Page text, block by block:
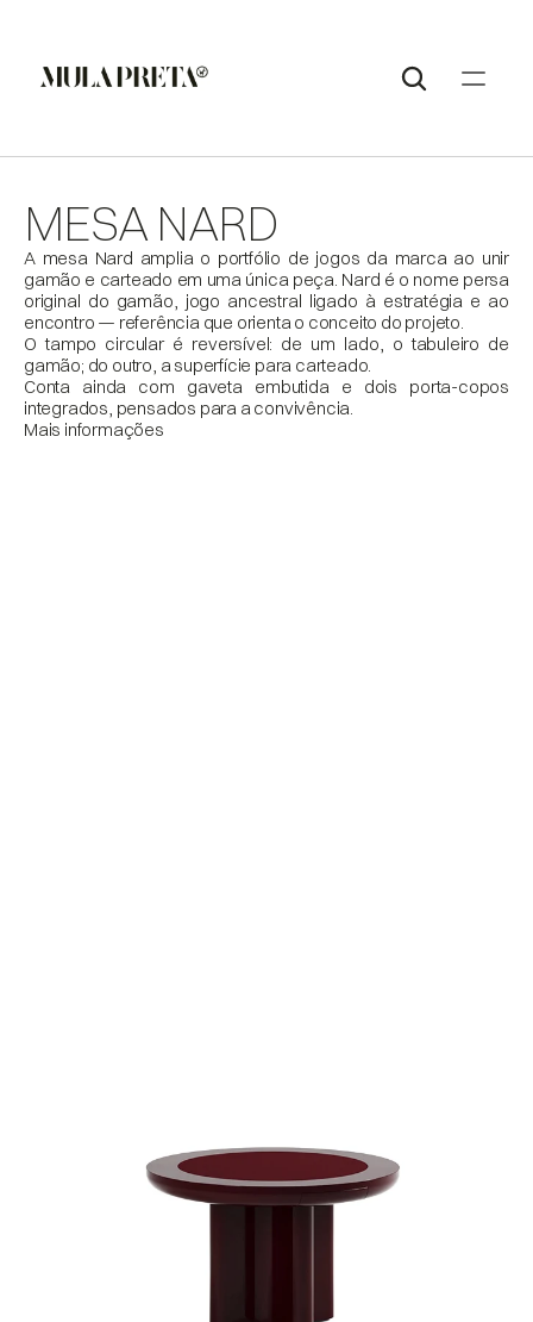
MESA NARD
A mesa Nard amplia o portfólio de jogos da marca ao unir
gamão e carteado em uma única peça. Nard é o nome persa
original do gamão, jogo ancestral ligado à estratégia e ao
encontro — referência que orienta o conceito do projeto.
O tampo circular é reversível: de um lado, o tabuleiro de
gamão; do outro, a superfície para carteado.
Conta ainda com gaveta embutida e dois porta-copos
Mais informações